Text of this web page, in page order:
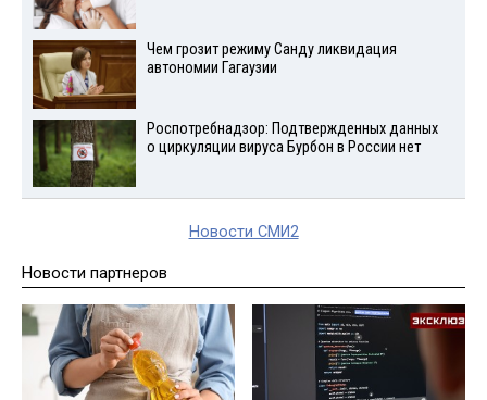
Чем грозит режиму Санду ликвидация
автономии Гагаузии
Роспотребнадзор: Подтвержденных данных
о циркуляции вируса Бурбон в России нет
Новости СМИ2
Новости партнеров